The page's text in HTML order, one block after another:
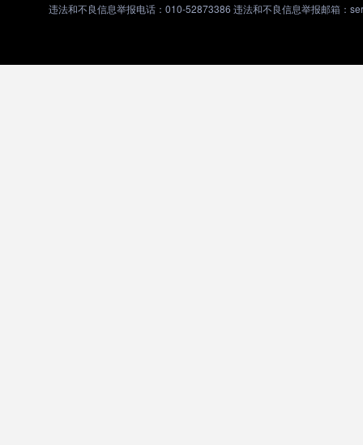
违法和不良信息举报电话：010-52873386 违法和不良信息举报邮箱：